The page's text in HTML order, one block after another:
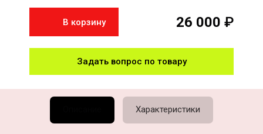
В корзину 26 000 ₽
Задать вопрос по товару
Характеристики